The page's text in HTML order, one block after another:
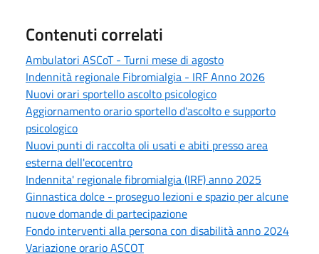
Contenuti correlati
Ambulatori ASCoT - Turni mese di agosto
Indennità regionale Fibromialgia - IRF Anno 2026
Nuovi orari sportello ascolto psicologico
Aggiornamento orario sportello d'ascolto e supporto
psicologico
Nuovi punti di raccolta oli usati e abiti presso area
esterna dell'ecocentro
Indennita' regionale fibromialgia (IRF) anno 2025
Ginnastica dolce - proseguo lezioni e spazio per alcune
nuove domande di partecipazione
Fondo interventi alla persona con disabilità anno 2024
Variazione orario ASCOT